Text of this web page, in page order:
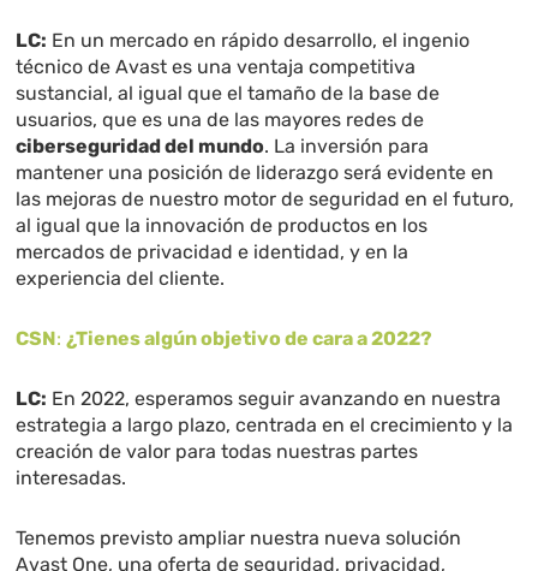
LC: En un mercado en rápido desarrollo, el ingenio
técnico de Avast es una ventaja competitiva
sustancial, al igual que el tamaño de la base de
usuarios, que es una de las mayores redes de
ciberseguridad del mundo. La inversión para
mantener una posición de liderazgo será evidente en
las mejoras de nuestro motor de seguridad en el futuro,
al igual que la innovación de productos en los
mercados de privacidad e identidad, y en la
experiencia del cliente.
CSN:¿Tienes algún objetivo de cara a 2022?
LC: En 2022, esperamos seguir avanzando en nuestra
estrategia a largo plazo, centrada en el crecimiento y la
creación de valor para todas nuestras partes
interesadas.
Tenemos previsto ampliar nuestra nueva solución
Avast One, una oferta de seguridad, privacidad,